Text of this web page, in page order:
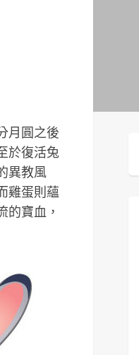
月圓之後
於復活兔
異教風
雞蛋則蘊
的寶血，